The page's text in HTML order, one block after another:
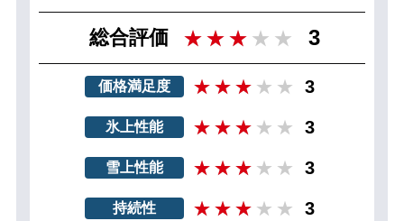
総合評価 3
価格満足度 3
氷上性能 3
雪上性能 3
持続性 3